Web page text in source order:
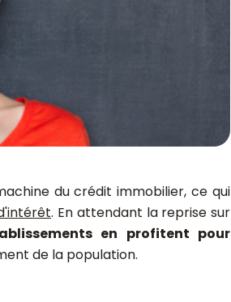
du crédit immobilier, ce qui
. En attendant la reprise sur
en profitent pour
de la population.